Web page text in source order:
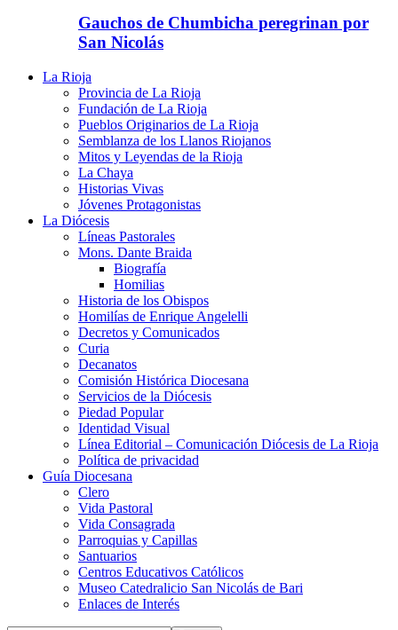
Gauchos de Chumbicha peregrinan por
San Nicolás
La Rioja
Provincia de La Rioja
Fundación de La Rioja
Pueblos Originarios de La Rioja
Semblanza de los Llanos Riojanos
Mitos y Leyendas de la Rioja
La Chaya
Historias Vivas
Jóvenes Protagonistas
La Diócesis
Líneas Pastorales
Mons. Dante Braida
Biografía
Homilias
Historia de los Obispos
Homilías de Enrique Angelelli
Decretos y Comunicados
Curia
Decanatos
Comisión Histórica Diocesana
Servicios de la Diócesis
Piedad Popular
Identidad Visual
Línea Editorial – Comunicación Diócesis de La Rioja
Política de privacidad
Guía Diocesana
Clero
Vida Pastoral
Vida Consagrada
Parroquias y Capillas
Santuarios
Centros Educativos Católicos
Museo Catedralicio San Nicolás de Bari
Enlaces de Interés